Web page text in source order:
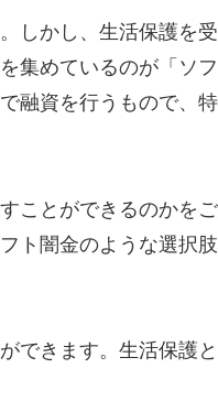
しかし、生活保護を
集めているのが「ソ
融資を行うもので、
ことができるのかを
ト闇金のような選択
できます。生活保護